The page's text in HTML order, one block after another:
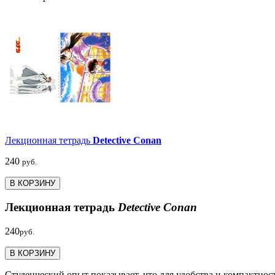
Лекционная тетрадь Detective Conan
240 руб.
В КОРЗИНУ
Лекционная тетрадь Detective Conan
240руб.
В КОРЗИНУ